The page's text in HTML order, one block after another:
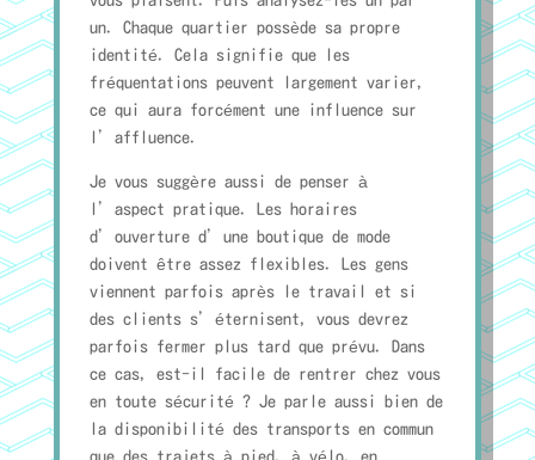
un. Chaque quartier possède sa propre
identité. Cela signifie que les
fréquentations peuvent largement varier,
ce qui aura forcément une influence sur
l’affluence.
Je vous suggère aussi de penser à
l’aspect pratique. Les horaires
d’ouverture d’une boutique de mode
doivent être assez flexibles. Les gens
viennent parfois après le travail et si
des clients s’éternisent, vous devrez
parfois fermer plus tard que prévu. Dans
ce cas, est-il facile de rentrer chez vous
en toute sécurité ? Je parle aussi bien de
la disponibilité des transports en commun
que des trajets à pied, à vélo, en